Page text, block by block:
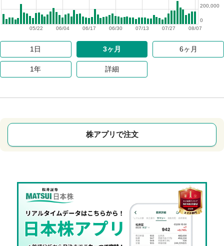
08/07
07/27
07/13
06/30
06/17
06/04
05/22
0
200,000
1日 3ヶ月 6ヶ月
1年 詳細
株アプリで注文